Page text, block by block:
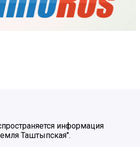
информация
Таштыпская".